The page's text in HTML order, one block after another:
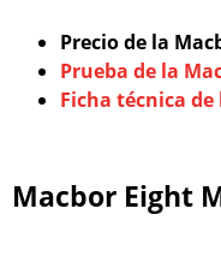
Precio de la
Prueba de la
Ficha técnica
Macbor Eight